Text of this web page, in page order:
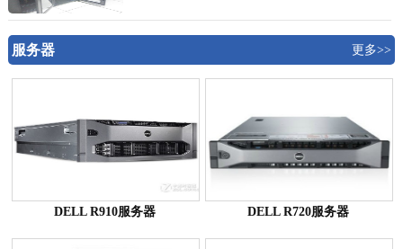
服务器 更多>>
DELL R910服务器 DELL R720服务器